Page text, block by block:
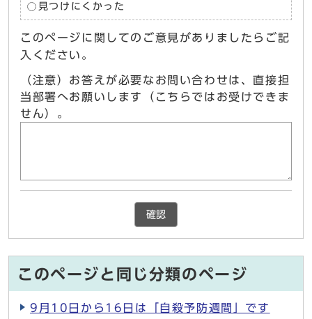
見つけにくかった
このページに関してのご意見がありましたらご記
入ください。
（注意）お答えが必要なお問い合わせは、直接担
当部署へお願いします（こちらではお受けできま
せん）。
確認
このページと同じ分類のページ
9月10日から16日は「自殺予防週間」です